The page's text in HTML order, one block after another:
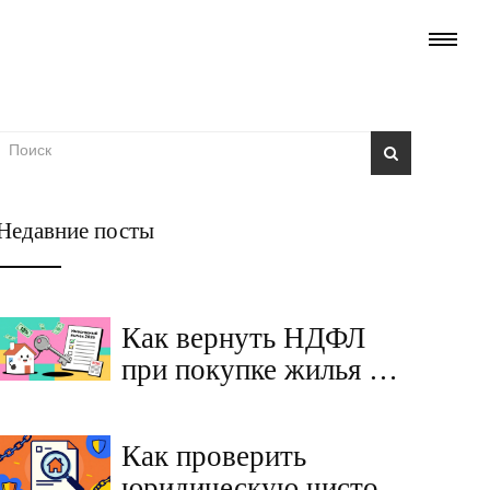
посты
Как вернуть НДФЛ
при покупке жилья у
2026 года
Как проверить